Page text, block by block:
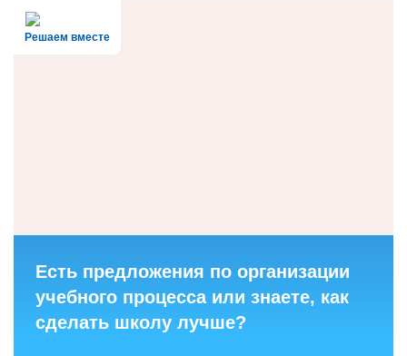
Решаем вместе
Есть предложения по организации
учебного процесса или знаете, как
сделать школу лучше?